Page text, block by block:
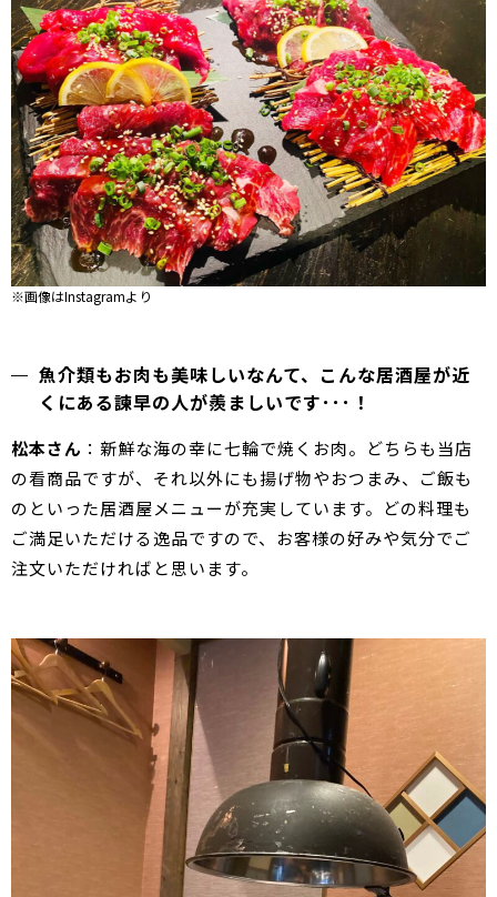
※画像はInstagramより
魚介類もお肉も美味しいなんて、こんな居酒屋が近
くにある諫早の人が羨ましいです･･･！
松本さん ：新鮮な海の幸に七輪で焼くお肉。どちらも当店
の看商品ですが、それ以外にも揚げ物やおつまみ、ご飯も
のといった居酒屋メニューが充実しています。どの料理も
ご満足いただける逸品ですので、お客様の好みや気分でご
注文いただければと思います。